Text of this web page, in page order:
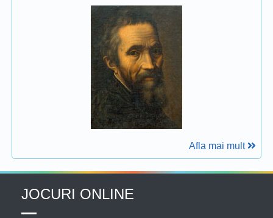
Afla mai mult
JOCURI ONLINE